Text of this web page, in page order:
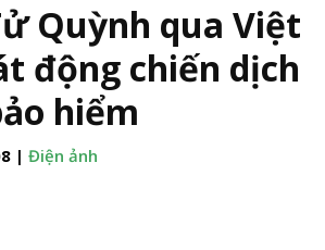
Quỳnh qua Việt
động chiến dịch
hiểm
| Điện ảnh